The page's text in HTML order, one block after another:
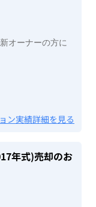
オーナーの方に
ン実績詳細を見る
年式)売却のお